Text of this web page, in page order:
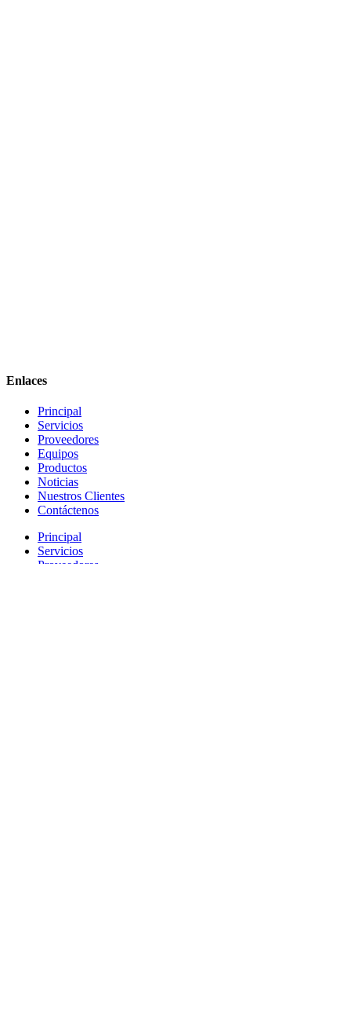
Enlaces
Principal
Servicios
Proveedores
Equipos
Productos
Noticias
Nuestros Clientes
Contáctenos
Principal
Servicios
Proveedores